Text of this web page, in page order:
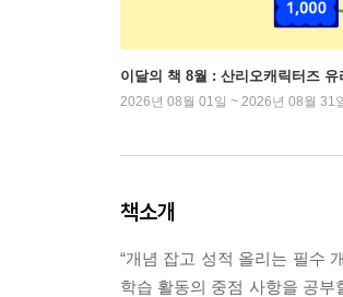
이달의 책 8월 : 산리오캐릭터즈 유
2026년 08월 01일 ~ 2026년 08월 31
책소개
“개념 잡고 성적 올리는 필수
학습 활동의 중점 사항을 공